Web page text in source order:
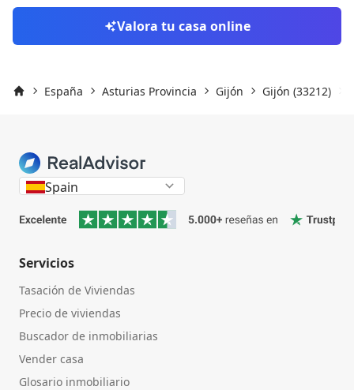
Valora tu casa online
España Asturias Provincia Gijón Gijón (33212)
Spain
Servicios
Tasación de Viviendas
Precio de viviendas
Buscador de inmobiliarias
Vender casa
Glosario inmobiliario